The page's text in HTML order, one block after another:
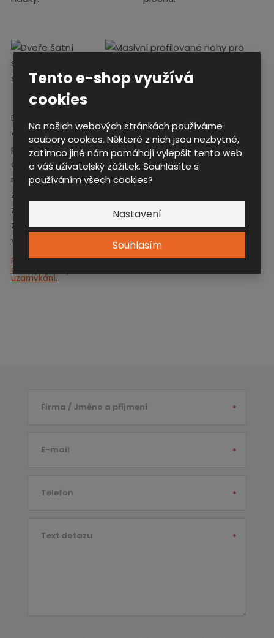
Tento e-shop využívá
cookies
Na našich webových stránkách používáme
soubory cookies. Některé z nich jsou nezbytné,
zatímco jiné nám pomáhají vylepšit tento web
a váš uživatelský zážitek. Souhlasíte s
používáním všech cookies?
Nastavení
Souhlasím
Dveře pravého oddílu jsou
vybavené výztužným
profilem umístěným přes
celou jejich výšku. Prostor
montáže zámku je extra
zesílený a závora zámku je
zkonstruována tak, aby
zvýšila odolnost proti
vypáčení dveří.
Podrobnější informace o
dostupných systémech
uzamykání.
mohou být umístěné na
nohách z masivních
ocelových profilů a jsou
vybavené plastovými
výškové rektifikace.
Firma / Jméno a příjmení *
E-mail *
Telefon *
Text dotazu *